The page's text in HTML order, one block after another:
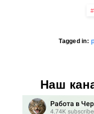
Tagged in:
Наш